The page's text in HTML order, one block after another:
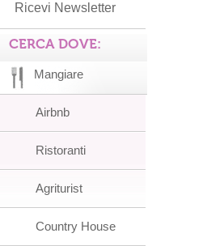
Ricevi Newsletter
CERCA DOVE:
Mangiare
Airbnb
Ristoranti
Agriturist
Country House